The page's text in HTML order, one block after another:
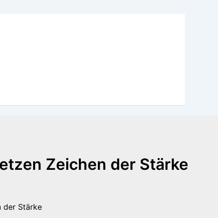
Zeichen der Stärke